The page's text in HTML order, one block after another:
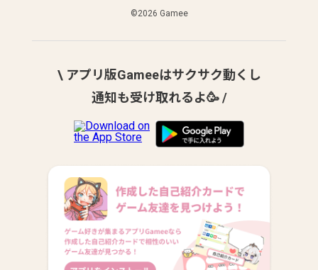
©︎2026 Gamee
\ アプリ版Gameeはサクサク動くし
通知も受け取れるよ🥳 /